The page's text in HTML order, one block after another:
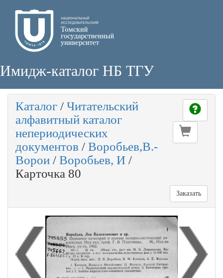
Имидж-каталог НБ ТГУ
Каталог / Читательский
алфавитный каталог
непериодических
документов / Воробьев,В.-
Ворои / Воробьев, И /
Карточка 80
Заказать